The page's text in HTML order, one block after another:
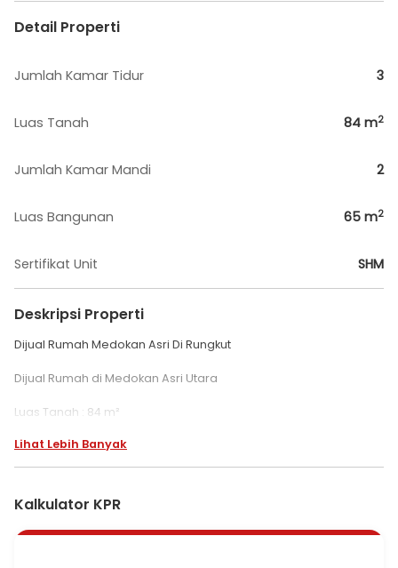
Detail Properti
Jumlah Kamar Tidur 3
Luas Tanah 84 m2
Jumlah Kamar Mandi 2
Luas Bangunan 65 m2
Sertifikat Unit SHM
Deskripsi Properti
Dijual Rumah Medokan Asri Di Rungkut
Dijual Rumah di Medokan Asri Utara
Luas Tanah : 84 m²
KT 3
Hadap Selatan
PDAM
PLN 2200 Watt
Lihat Lebih Banyak
Kalkulator KPR